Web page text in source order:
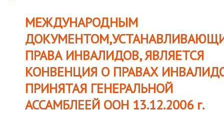
МЕЖДУНАРОДНЫМ
ПРАВА ИНВАЛИДОВ, ЯВЛЯЕТСЯ
КОНВЕНЦИЯ О ПРАВАХ
ПРИНЯТАЯ ГЕНЕРАЛЬНОЙ
АССАМБЛЕЕЙ ООН 13.12.2006 г.